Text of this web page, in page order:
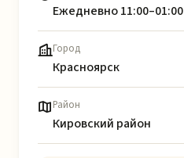
Ежедневно 11:00–01:00
Город
Красноярск
Район
Кировский район